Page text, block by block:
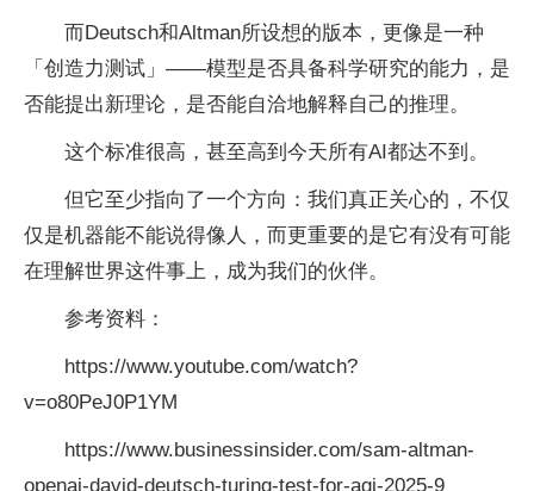
而Deutsch和Altman所设想的版本，更像是一种
「创造力测试」——模型是否具备科学研究的能力，是
否能提出新理论，是否能自洽地解释自己的推理。
这个标准很高，甚至高到今天所有AI都达不到。
但它至少指向了一个方向：我们真正关心的，不仅
仅是机器能不能说得像人，而更重要的是它有没有可能
在理解世界这件事上，成为我们的伙伴。
参考资料：
https://www.youtube.com/watch?
v=o80PeJ0P1YM
https://www.businessinsider.com/sam-altman-
openai-david-deutsch-turing-test-for-agi-2025-9